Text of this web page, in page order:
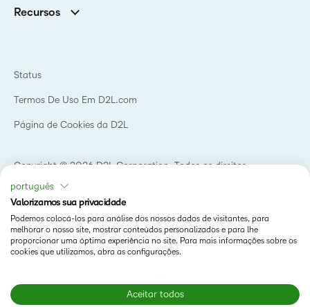
Notícias
Educação básica
Instituições de capacitação
Recursos
Comunidade
Copyright © 2026 D2L Corporation. Todos os direitos
reservados.
Status
Termos De Uso Em D2L.com
Página de Cookies da D2L
português
Valorizamos sua privacidade
Podemos colocá-los para análise dos nossos dados de visitantes, para
melhorar o nosso site, mostrar conteúdos personalizados e para lhe
proporcionar uma óptima experiência no site. Para mais informações sobre os
cookies que utilizamos, abra as configurações.
Aceitar todos